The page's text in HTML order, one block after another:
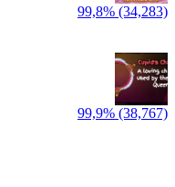
99,8% (34,283)
99,9% (38,767)